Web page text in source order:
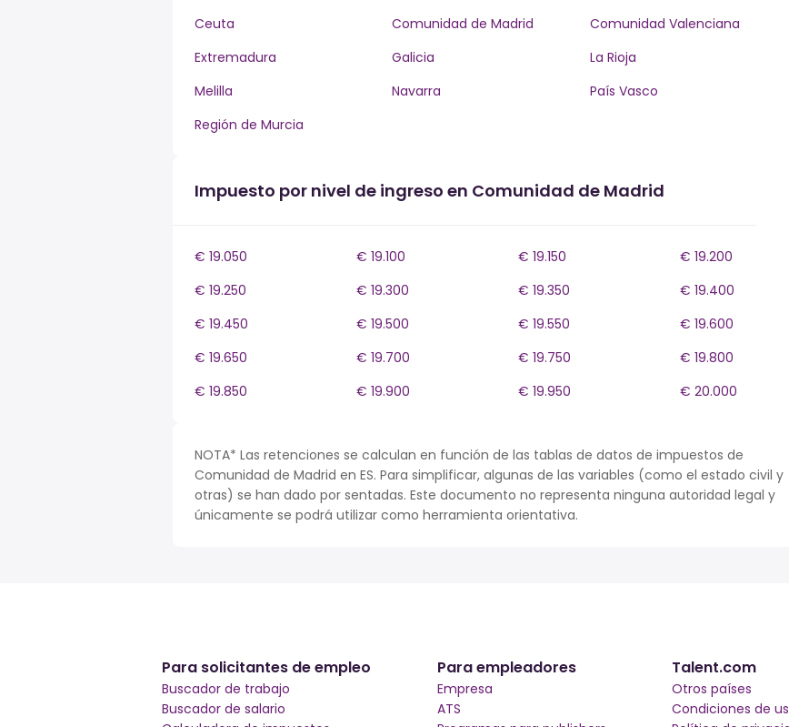
Ceuta
Comunidad de Madrid
Comunidad Valenciana
Extremadura
Galicia
La Rioja
Melilla
Navarra
País Vasco
Región de Murcia
Impuesto por nivel de ingreso en Comunidad de Madrid
€ 19.050 € 19.100 € 19.150
€ 19.200
€ 19.250
€ 19.300 € 19.350
€ 19.400
€ 19.450
€ 19.500 € 19.550
€ 19.600
€ 19.650
€ 19.700 € 19.750
€ 19.800
€ 19.850
€ 19.900 € 19.950 € 20.000
NOTA* Las retenciones se calculan en función de las tablas de datos de impuestos de
Comunidad de Madrid en ES. Para simplificar, algunas de las variables (como el estado civil y
otras) se han dado por sentadas. Este documento no representa ninguna autoridad legal y
únicamente se podrá utilizar como herramienta orientativa.
Para solicitantes de empleo
Buscador de trabajo
Buscador de salario
Para empleadores
Empresa
ATS
Talent.com
Otros países
Condiciones de